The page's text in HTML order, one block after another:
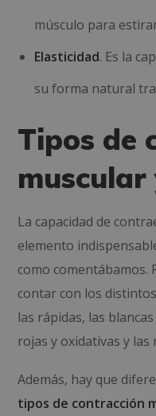
músculo para
Elasticidad. Es la
su forma natural
Tipos de
muscular
La capacidad de
elemento
como comentábamos.
contar con los distintos
las rápidas, las
rojas y oxidativas y las
Además, hay que
tipos de contracción